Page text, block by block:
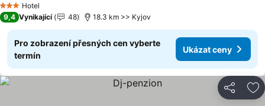
3 Počet hvězdiček
Hotel
9,4 Vynikající 48 18.3 km >> Kyjov
Pro zobrazení přesných cen vyberte
termín
Ukázat ceny
Sdílet